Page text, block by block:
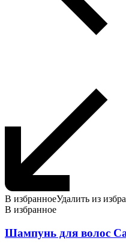
В избранноеУдалить из
В избранное
Шампунь для волос